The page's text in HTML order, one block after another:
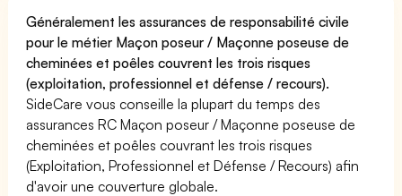
Généralement les assurances de responsabilité civile
pour le métier Maçon poseur / Maçonne poseuse de
cheminées et poêles couvrent les trois risques
(exploitation, professionnel et défense / recours).
SideCare vous conseille la plupart du temps des
assurances RC Maçon poseur / Maçonne poseuse de
cheminées et poêles couvrant les trois risques
(Exploitation, Professionnel et Défense / Recours) afin
d'avoir une couverture globale.